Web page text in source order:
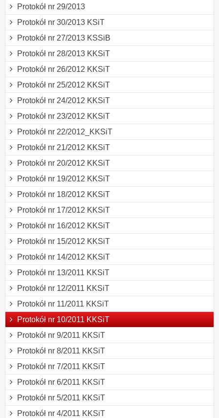
Protokół nr 29/2013
Protokół nr 30/2013 KSiT
Protokół nr 27/2013 KSSiB
Protokół nr 28/2013 KKSiT
Protokół nr 26/2012 KKSiT
Protokół nr 25/2012 KKSiT
Protokół nr 24/2012 KKSiT
Protokół nr 23/2012 KKSiT
Protokół nr 22/2012_KKSiT
Protokół nr 21/2012 KKSiT
Protokół nr 20/2012 KKSiT
Protokół nr 19/2012 KKSiT
Protokół nr 18/2012 KKSiT
Protokół nr 17/2012 KKSiT
Protokół nr 16/2012 KKSiT
Protokół nr 15/2012 KKSiT
Protokół nr 14/2012 KKSiT
Protokół nr 13/2011 KKSiT
Protokół nr 12/2011 KKSiT
Protokół nr 11/2011 KKSiT
Protokół nr 10/2011 KKSiT
Protokół nr 9/2011 KKSiT
Protokół nr 8/2011 KKSiT
Protokół nr 7/2011 KKSiT
Protokół nr 6/2011 KKSiT
Protokół nr 5/2011 KKSiT
Protokół nr 4/2011 KKSiT